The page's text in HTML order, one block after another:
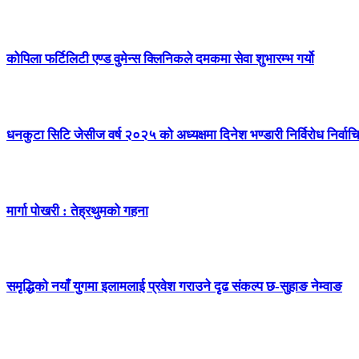
कोपिला फर्टिलिटी एण्ड वुमेन्स क्लिनिकले दमकमा सेवा शुभारम्भ गर्यो
धनकुटा सिटि जेसीज वर्ष २०२५ को अध्यक्षमा दिनेश भण्डारी निर्विरोध
मार्गा पोखरी : तेह्रथुमको गहना
समृद्धिको नयाँ युगमा इलामलाई प्रवेश गराउने दृढ संकल्प छ-सुहाङ नेम्वाङ